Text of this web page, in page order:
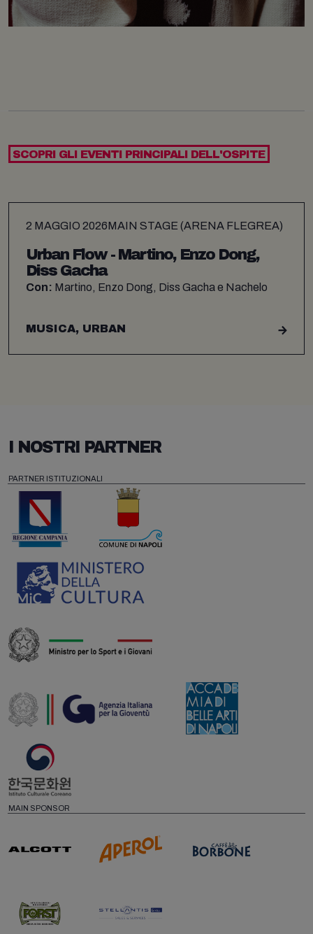
SCOPRI GLI EVENTI PRINCIPALI DELL'OSPITE
2 MAGGIO 2026MAIN STAGE (ARENA FLEGREA)
Urban Flow - Martino, Enzo Dong,
Diss Gacha
Con: Martino, Enzo Dong, Diss Gacha e Nachelo
MUSICA, URBAN
I NOSTRI PARTNER
PARTNER ISTITUZIONALI
MAIN SPONSOR